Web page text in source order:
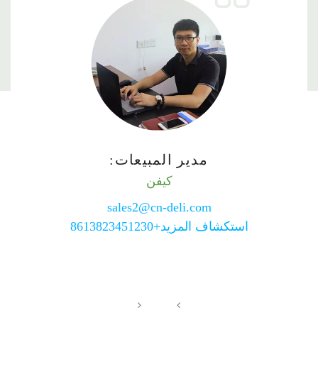
3. تجنب استخدامه في الظروف الرطبة، لأنه قد يكون
هناك بعض التكثيف على سطح الغراء مما يتعارض مع
مدير المبيعات:
كيفن
sales2@cn-deli.com
استكشاف المزيد+8613823451230